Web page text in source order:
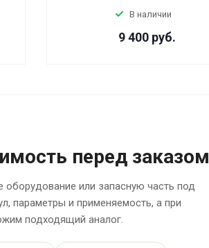
В наличии
9 400 руб.
перед заказом
или запасную часть под
параметры и применяемость, а при
подходящий аналог.